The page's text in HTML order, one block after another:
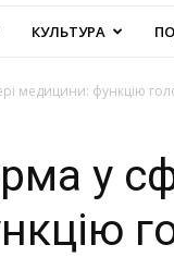
КУЛЬТУРА
медицини: функцію
у